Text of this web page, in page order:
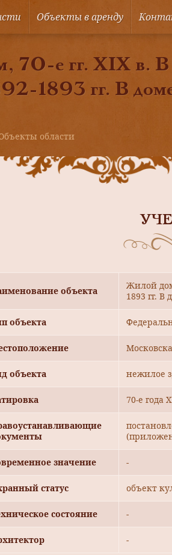
Объекты в аренду
70-е гг. XIX в. В
1893 гг. В
области
объекта
Жилой
1893 гг.
объекта
объекта нежилое
70-е года
значение -
статус объект
состояние -
-